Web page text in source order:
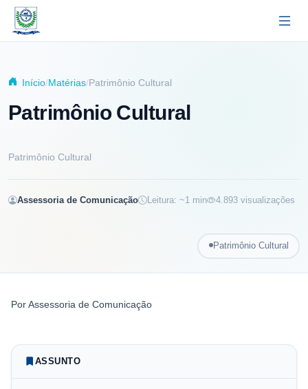
Pular para o conteúdo principal
Início Matérias Patrimônio Cultural
Patrimônio Cultural
Patrimônio Cultural
Patrimônio Cultural
Assessoria de Comunicação Leitura: ~1 min 4.893 visualizações
PorAssessoria de Comunicação
ASSUNTO